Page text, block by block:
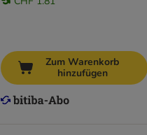
Zum Warenkorb
hinzufügen